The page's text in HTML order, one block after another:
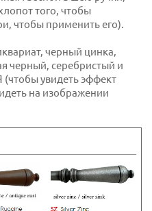
того, чтобы
чтобы применить его).
черный цинка,
черный, серебристый и
увидеть эффект
на изображении